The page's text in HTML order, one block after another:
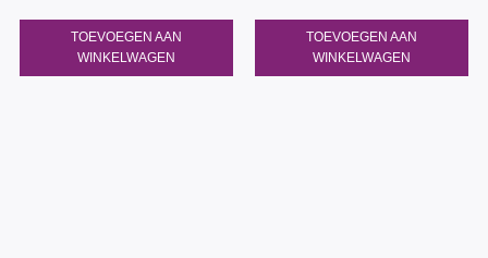
TOEVOEGEN AAN
WINKELWAGEN
TOEVOEGEN AAN
WINKELWAGEN